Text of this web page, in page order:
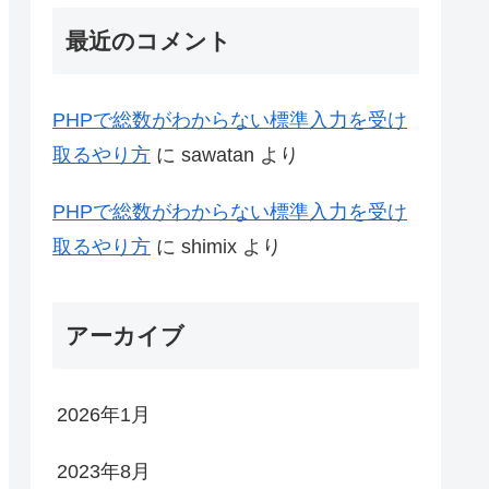
最近のコメント
PHPで総数がわからない標準入力を受け
取るやり方 に sawatan より
PHPで総数がわからない標準入力を受け
取るやり方 に shimix より
アーカイブ
2026年1月
2023年8月